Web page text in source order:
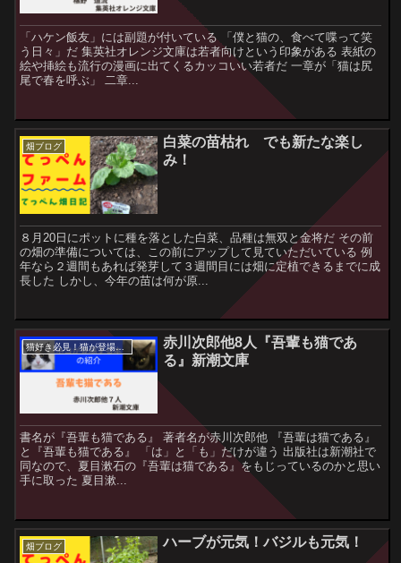
「ハケン飯友」には副題が付いている 「僕と猫の、食べて喋って笑
う日々」だ 集英社オレンジ文庫は若者向けという印象がある 表紙の
絵や挿絵も流行の漫画に出てくるカッコいい若者だ 一章が「猫は尻
尾で春を呼ぶ」 二章...
畑ブログ
白菜の苗枯れ でも新たな楽し
み！
８月20日にポットに種を落とした白菜、品種は無双と金将だ その前
の畑の準備については、この前にアップして見ていただいている 例
年なら２週間もあれば発芽して３週間目には畑に定植できるまでに成
長した しかし、今年の苗は何が原...
猫好き必見！猫が登場する本紹介！
赤川次郎他8人『吾輩も猫であ
る』新潮文庫
書名が『吾輩も猫である』 著者名が赤川次郎他 『吾輩は猫である』
と『吾輩も猫である』 「は」と「も」だけが違う 出版社は新潮社で
同なので、夏目漱石の『吾輩は猫である』をもじっているのかと思い
手に取った 夏目漱...
畑ブログ ハーブが元気！バジルも元気！